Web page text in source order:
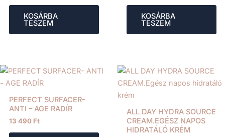
KOSÁRBA
TESZEM
KOSÁRBA
TESZEM
PERFECT SURFACER-
ANTI – AGE RADÍR
13 490 Ft
ALL DAY HYDRA SOURCE
CREAM.EGÉSZ NAPOS
HIDRATÁLÓ KRÉM